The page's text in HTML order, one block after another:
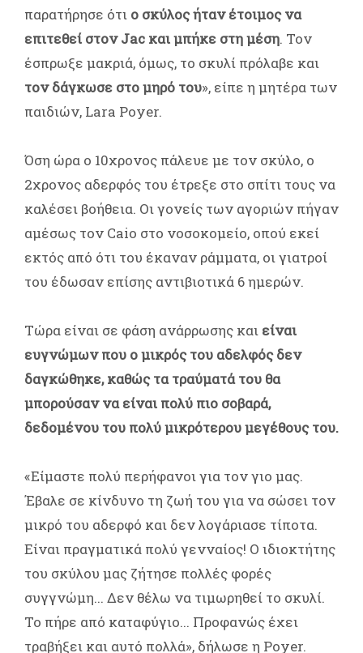
παρατήρησε ότι ο σκύλος ήταν έτοιμος να
επιτεθεί στον Jac και μπήκε στη μέση. Τον
έσπρωξε μακριά, όμως, το σκυλί πρόλαβε και
τον δάγκωσε στο μηρό του», είπε η μητέρα των
παιδιών, Lara Poyer.
Όση ώρα ο 10χρονος πάλευε με τον σκύλο, ο
2χρονος αδερφός του έτρεξε στο σπίτι τους να
καλέσει βοήθεια. Οι γονείς των αγοριών πήγαν
αμέσως τον Caio στο νοσοκομείο, οπού εκεί
εκτός από ότι του έκαναν ράμματα, οι γιατροί
του έδωσαν επίσης αντιβιοτικά 6 ημερών.
Τώρα είναι σε φάση ανάρρωσης και είναι
ευγνώμων που ο μικρός του αδελφός δεν
δαγκώθηκε, καθώς τα τραύματά του θα
μπορούσαν να είναι πολύ πιο σοβαρά,
δεδομένου του πολύ μικρότερου μεγέθους του.
«Είμαστε πολύ περήφανοι για τον γιο μας.
Έβαλε σε κίνδυνο τη ζωή του για να σώσει τον
μικρό του αδερφό και δεν λογάριασε τίποτα.
Είναι πραγματικά πολύ γενναίος! Ο ιδιοκτήτης
του σκύλου μας ζήτησε πολλές φορές
συγγνώμη... Δεν θέλω να τιμωρηθεί το σκυλί.
Το πήρε από καταφύγιο... Προφανώς έχει
τραβήξει και αυτό πολλά», δήλωσε η Poyer.